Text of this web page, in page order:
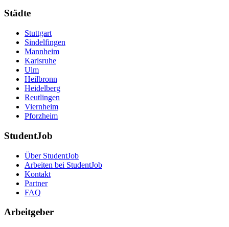
Städte
Stuttgart
Sindelfingen
Mannheim
Karlsruhe
Ulm
Heilbronn
Heidelberg
Reutlingen
Viernheim
Pforzheim
StudentJob
Über StudentJob
Arbeiten bei StudentJob
Kontakt
Partner
FAQ
Arbeitgeber